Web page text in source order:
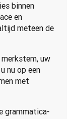
binnen
en
meteen de
uw
nu op een
met
grammatica-